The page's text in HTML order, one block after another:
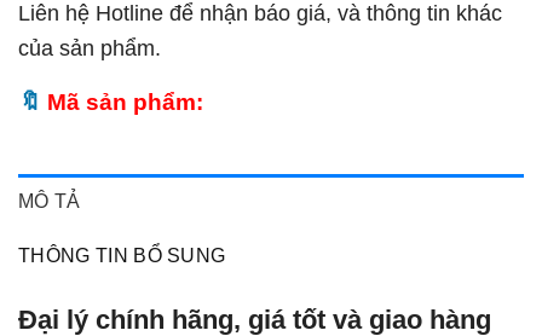
Liên hệ Hotline để nhận báo giá, và thông tin khác
của sản phẩm.
Mã sản phẩm:
MÔ TẢ
THÔNG TIN BỔ SUNG
Đại lý chính hãng, giá tốt và giao hàng